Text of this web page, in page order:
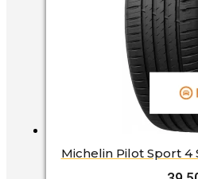
Michelin Pilot Sport 4